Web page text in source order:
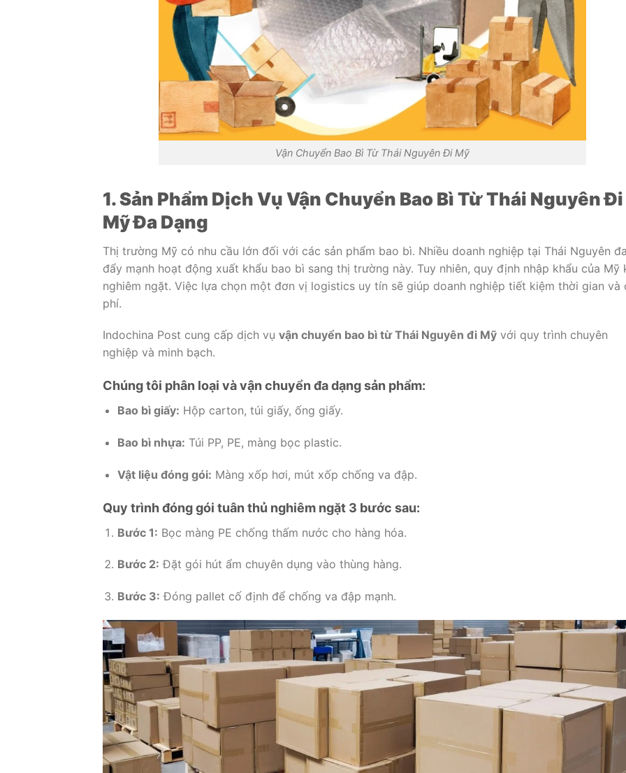
Vận Chuyển Bao Bì Từ Thái Nguyên Đi Mỹ
1. Sản Phẩm Dịch Vụ Vận Chuyển Bao Bì Từ Thái Nguyên Đi
Mỹ Đa Dạng
Thị trường Mỹ có nhu cầu lớn đối với các sản phẩm bao bì. Nhiều doanh nghiệp tại Thái Nguyên
đẩy mạnh hoạt động xuất khẩu bao bì sang thị trường này. Tuy nhiên, quy định nhập khẩu của Mỹ
nghiêm ngặt. Việc lựa chọn một đơn vị logistics uy tín sẽ giúp doanh nghiệp tiết kiệm thời gian và
phí.
Indochina Post cung cấp dịch vụ vận chuyển bao bì từ Thái Nguyên đi Mỹ với quy trình chuyên
nghiệp và minh bạch.
Chúng tôi phân loại và vận chuyển đa dạng sản phẩm:
Bao bì giấy: Hộp carton, túi giấy, ống giấy.
Bao bì nhựa: Túi PP, PE, màng bọc plastic.
Vật liệu đóng gói: Màng xốp hơi, mút xốp chống va đập.
Quy trình đóng gói tuân thủ nghiêm ngặt 3 bước sau:
Bước 1: Bọc màng PE chống thấm nước cho hàng hóa.
Bước 2: Đặt gói hút ẩm chuyên dụng vào thùng hàng.
Bước 3: Đóng pallet cố định để chống va đập mạnh.